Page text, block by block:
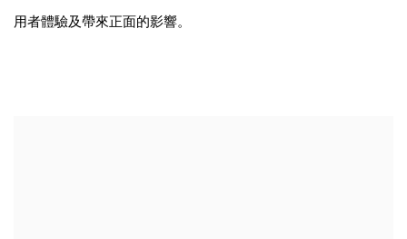
用者體驗及帶來正面的影響。